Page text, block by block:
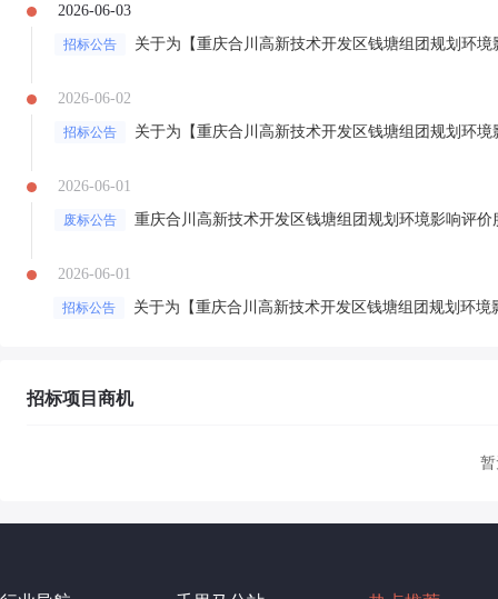
2026-06-03
招标公告
2026-06-02
招标公告
2026-06-01
废标公告 重庆合川高新技术开发区钱塘组团规划环境影响评
2026-06-01
招标公告
招标项目商机